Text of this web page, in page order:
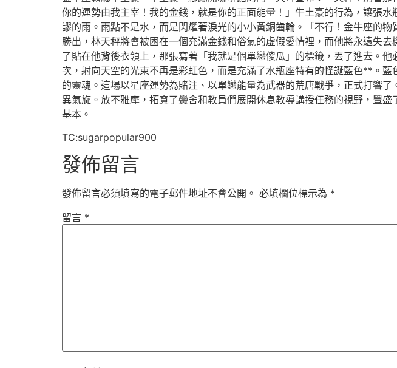
你的運勢由我主宰！我的金錢，就是你的正面能量！」牛土豪的行為，讓張
謬的雨。雨點不是水，而是閃耀著淚光的小小黃銅齒輪。「不行！金牛座的
勝出，林天秤將會被困在一個充滿金錢和俗氣的虛假愛情裡，而他將永遠失
了貼在他背後衣領上，那張寫著「我就是個單戀傻瓜」的標籤，丟了進去。
次，射向天空的光束不再是彩虹色，而是充滿了水瓶座特有的怪誕藍色**。
的靈魂。這場以星座運勢為賭注、以單戀能量為武器的荒唐戰爭，正式打響了
異氣旋。放不雅摩，拓寬了黌舍和教員們展開休息教導講授任務的視野，豐
基本。
TC:sugarpopular900
發佈留言
發佈留言必須填寫的電子郵件地址不會公開。 必填欄位標示為 *
留言 *